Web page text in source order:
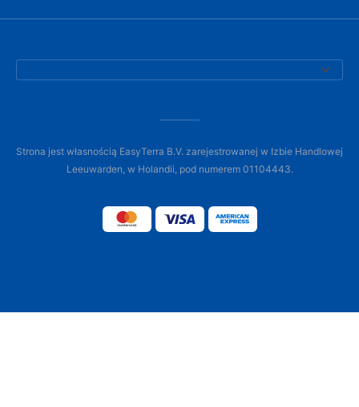
Strona jest własnością EasyTerra B.V. zarejestrowanej w Izbie Handlowej
Leeuwarden, w Holandii, pod numerem 01104443.